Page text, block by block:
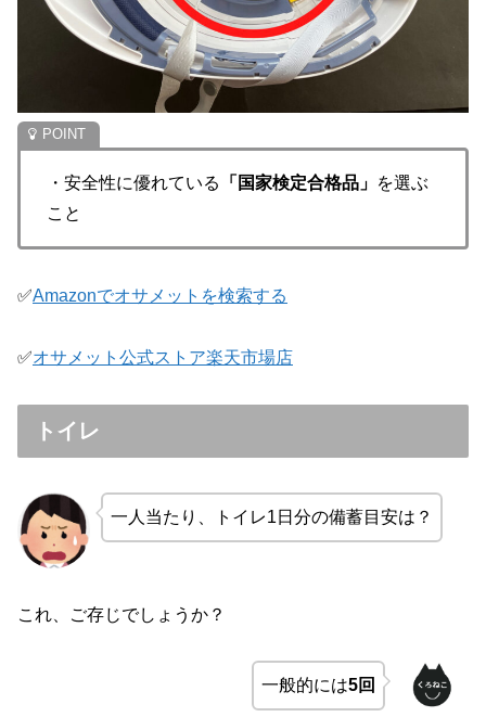
・安全性に優れている 「国家検定合格品」 を選ぶ
こと
✅Amazonでオサメットを検索する
✅オサメット公式ストア楽天市場店
トイレ
一人当たり、トイレ1日分の備蓄目安は？
これ、ご存じでしょうか？
一般的には5回